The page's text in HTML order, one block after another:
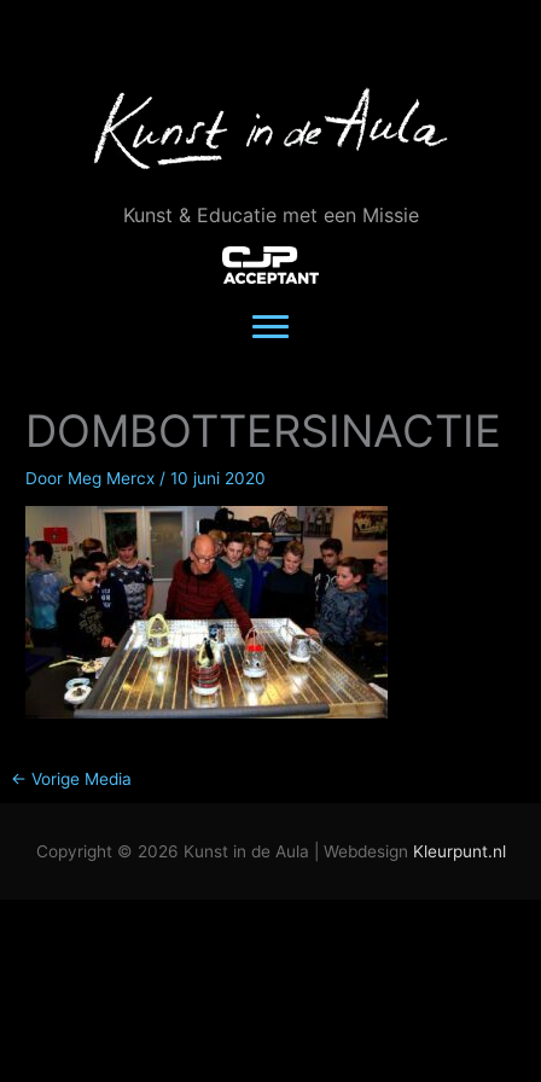
Kunst & Educatie met een Missie
DOMBOTTERSINACTIE
Door Meg Mercx /10 juni 2020
← Vorige Media
Copyright © 2026 Kunst in de Aula | Webdesign Kleurpunt.nl